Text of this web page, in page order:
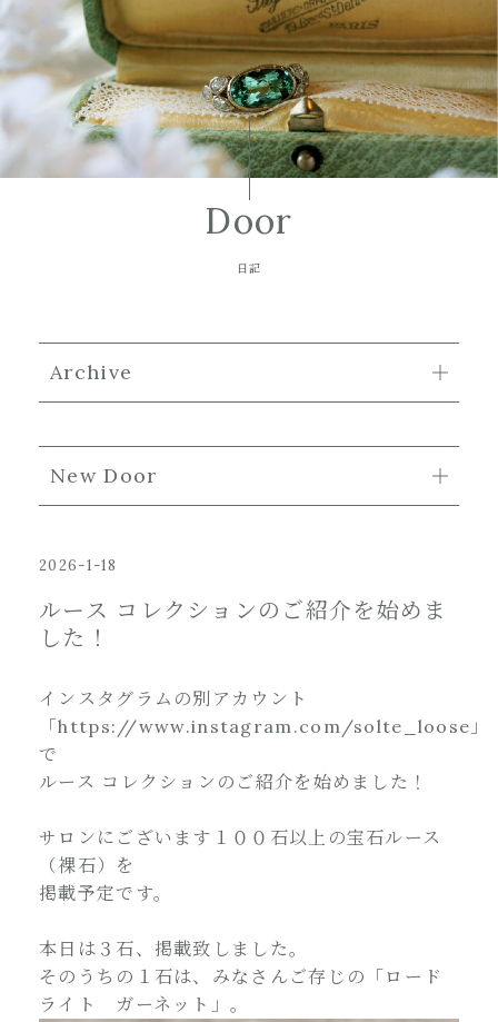
Door
日記
Archive
New Door
2026-1-18
ルース コレクションのご紹介を始めま
した！
インスタグラムの別アカウント
「https://www.instagram.com/solte_loose」
で
ルース コレクションのご紹介を始めました！
サロンにございます１００石以上の宝石ルース
（裸石）を
掲載予定です。
本日は３石、掲載致しました。
そのうちの１石は、みなさんご存じの「ロード
ライト ガーネット」。